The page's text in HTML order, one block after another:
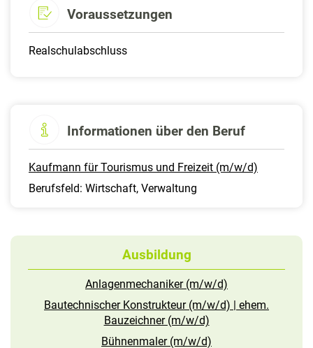
Voraussetzungen
Realschulabschluss
Informationen über den Beruf
Kaufmann für Tourismus und Freizeit (m/w/d)
Berufsfeld: Wirtschaft, Verwaltung
Ausbildung
Anlagenmechaniker (m/w/d)
Bautechnischer Konstrukteur (m/w/d) | ehem.
Bauzeichner (m/w/d)
Bühnenmaler (m/w/d)